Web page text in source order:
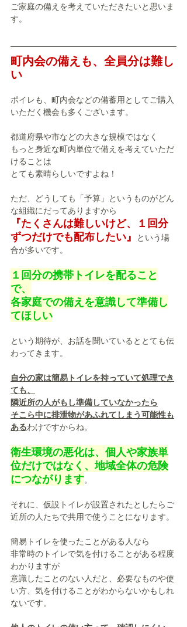
ご家庭の備えを考えていただきたいと思いま
す。
町内会の備えも、全員分は難し
い
ポイレも、町内会などの備蓄用としてご購入
いただく機会も多くございます。
都道府県や市などの大きな規模ではなく
もっと身近な町内単位で備えを考えていただ
けることは
とても素晴らしいですよね！
ただ、どうしても「予算」というものがどん
な組織にだってありますから
『たくさんは難しいけど、１回分
ずつだけでも配布したい』
という場
合が多いです。
１回分の携帯トイレを配ること
で、
各家庭での備えを意識して準備し
てほしい
という期待が、お話を聞いているととても伝
わってきます。
自分の家は簡易トイレを持っていて処理でき
ても、
隣近所の人がもし準備していなかったら
そこら中に排泄物があふれてしまう可能性も
あるわけですからね。
衛生環境の悪化は、個人や家族単
位だけではなく、地域全体の危険
につながります。
それに、仮設トイレが設置されたとしたらご
近所の人たちで共用で使うことになります。
簡易トイレを使ったことがある人なら
非常時のトイレで気を付けることがある程度
わかりますが
意識したことのない人だと、必要なものや使
い方、気を付けることがわからないかもしれ
ないです。